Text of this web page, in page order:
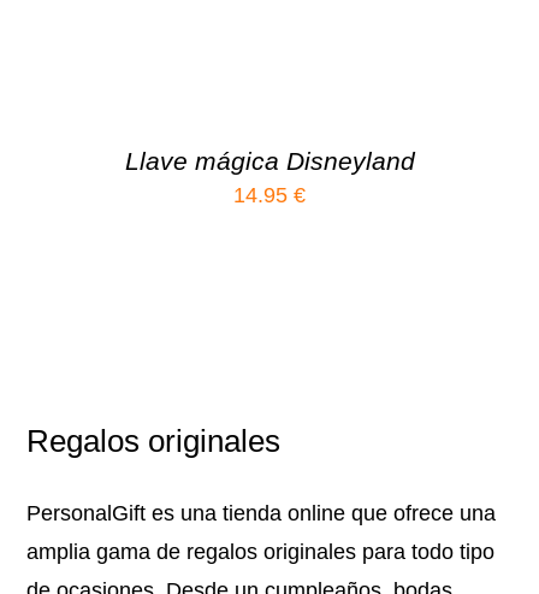
Llave mágica Disneyland
14.95 €
Regalos originales
PersonalGift es una tienda online que ofrece una
amplia gama de regalos originales para todo tipo